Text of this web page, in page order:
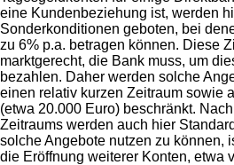
eine Kundenbeziehung ist, werden
Sonderkonditionen geboten, bei
zu 6% p.a. betragen können. Diese
marktgerecht, die Bank muss, um
bezahlen. Daher werden solche
einen relativ kurzen Zeitraum sowie
(etwa 20.000 Euro) beschränkt.
Zeitraums werden auch hier
solche Angebote nutzen zu können,
die Eröffnung weiterer Konten, etwa